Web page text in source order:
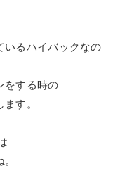
るハイバックなの
をする時の
す。